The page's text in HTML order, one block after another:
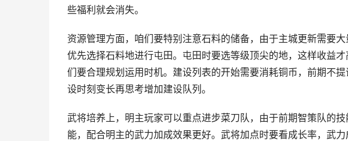
些福利就会消失。
资源管理方面，咱们要特别注意石料的储备，由于主城更新需要
优先选择石料地进行屯田。屯田时要选等级顶尖的地，这样收益
们要合理规划运用时机。建设列表的开始需要消耗铜币，前期不
设时刻变长再思考增加建设队列。
武将培养上，明主玩家可以重点进步菜刀队，由于前期智策队的
能，配合明主的武力加成效果更好。武将加点时要看成长率，武